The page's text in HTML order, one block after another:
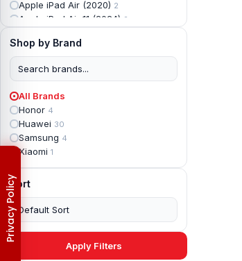
Apple iPad Air (2020) 2
Apple iPad Air 11 (2024) 2
Apple iPad Backshell
Apple iPad Battery
Apple iPad Display
Apple iPad mini 2
Apple iPad Mini 3
Apple iPad mini 4
Apple iPad Pro 10.5
Apple iPad Pro 11
Apple iPad Pro 12.96
Apple iPad Pro 12.9 2nd Gen
Apple iPad Pro 9.7 (2016)6
Apple iPad Pro 9.7 (2018)
4
Asus ROG Phone 2
Shop by Brand
All Brands
Honor 4
Huawei 30
Samsung 4
Xiaomi 1
Sort
Apply Filters
Privacy Policy